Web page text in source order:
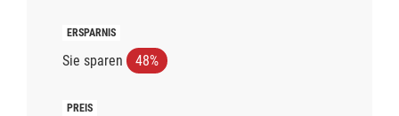
Sie sparen 48%